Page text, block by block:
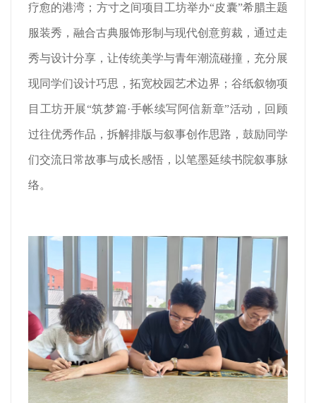
疗愈的港湾；方寸之间项目工坊举办“皮囊”希腊主题
服装秀，融合古典服饰形制与现代创意剪裁，通过走
秀与设计分享，让传统美学与青年潮流碰撞，充分展
现同学们设计巧思，拓宽校园艺术边界；谷纸叙物项
目工坊开展“筑梦篇·手帐续写阿信新章”活动，回顾
过往优秀作品，拆解排版与叙事创作思路，鼓励同学
们交流日常故事与成长感悟，以笔墨延续书院叙事脉
络。